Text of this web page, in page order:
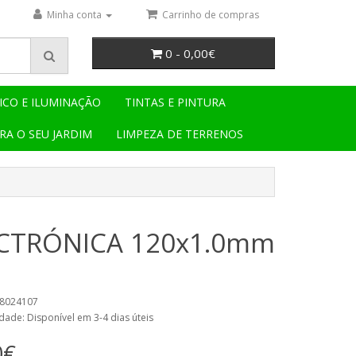
Minha conta Carrinho de compras
0 - 0,00€
E ILUMINAÇÃO TINTAS E PINTURA
O SEU JARDIM LIMPEZA DE TERRENOS
120x1.0mm
Disponível em 3-4 dias úteis